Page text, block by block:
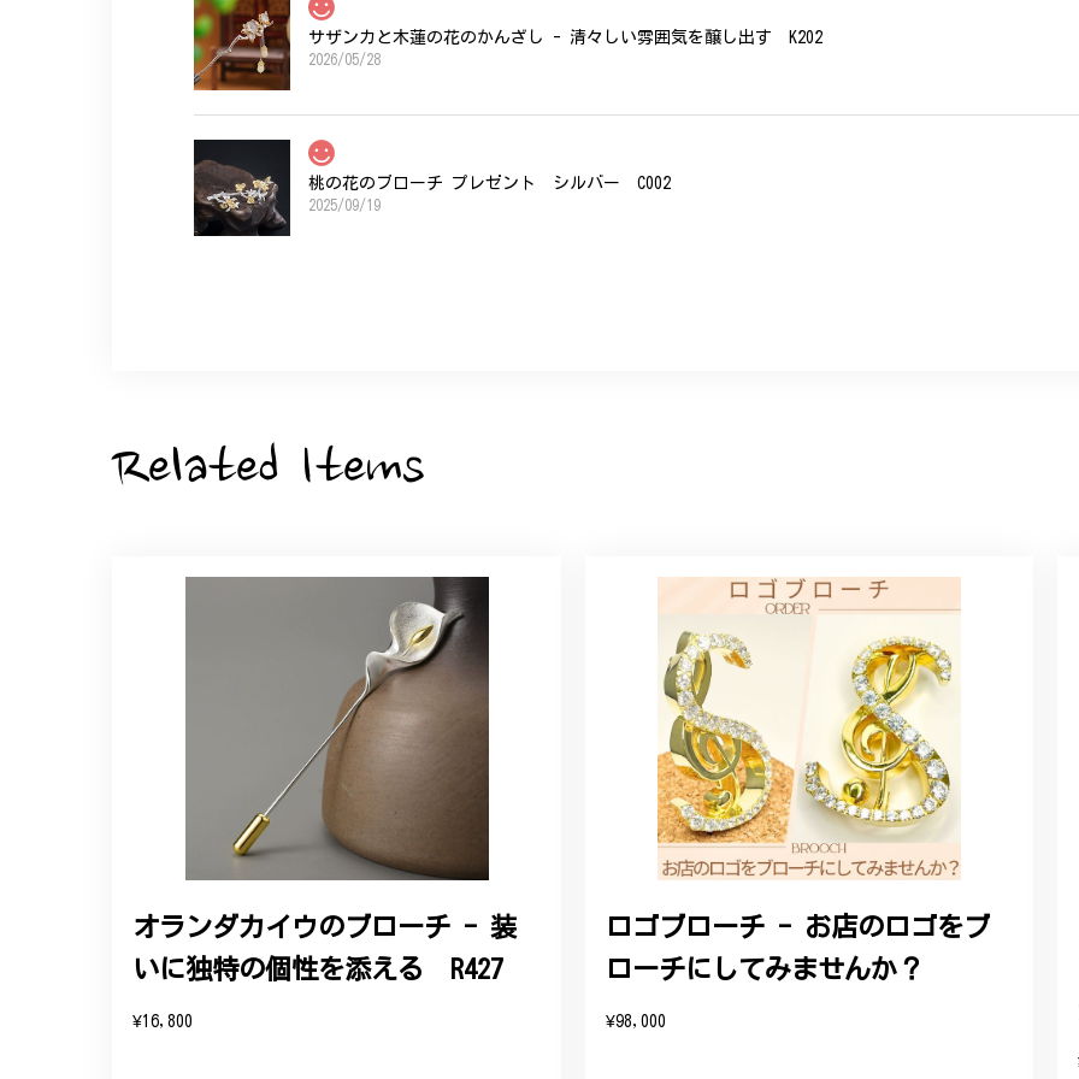
サザンカと木蓮の花のかんざし - 清々しい雰囲気を醸し出す K202
2026/05/28
桃の花のブローチ プレゼント シルバー C002
2025/09/19
大切な節目のお祝いに、母へのプレゼント用に購入させていただきました。実際に目にすると 華美すぎず丁寧なデ
【オーダーメイド】オリジナルリング
こちらのオーダーの細かい調整に何度も対応していただき、ありがとうございました。
エレガントな蛇バングル！高級感あるスタイリッシュなデザイン B058
バングルの腕周りのサイズ直しも料金に含まれており、こちらからの質問にも速やかに回答下さり、信頼できるシ
この度は素晴らしいレビューをいただき、誠にありがとうございます。お客様にご満足いただけたこ
変嬉しく思います。お届けしたバングルが期待以上とのお言葉を頂戴し、励みになります。今後とも
参りますので、何かございましたらいつでもお気軽にご連絡ください。引き続きどうぞよろしくお願
Related Items
オランダカイウのブローチ - 装
いに独特の個性を添える R427
¥16,800
ロゴブローチ - お店のロゴをブ
ローチにしてみませんか？
¥98,000